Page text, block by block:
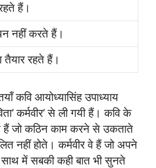
हैं।
नहीं करते हैं।
रहते हैं।
कवि आयोध्यासिंह उपाध्याय
कर्मवीर’ से ली गयी हैं। कवि के
हैं जो कठिन काम करने से उकताते
नहीं होते। कर्मवीर वे हैं जो अपने
में सबकी कही बात भी सुनते